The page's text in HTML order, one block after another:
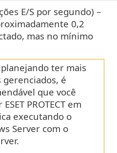
E/S por segundo) –
0,2
mas no mínimo
ter mais
é
que você
PROTECT em
executando o
Server com o